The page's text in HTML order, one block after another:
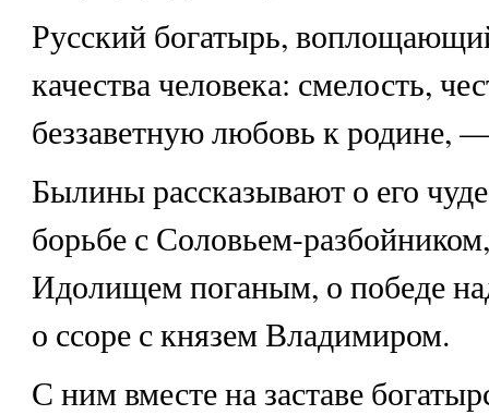
Русский богатырь,
качества человека: смелость,
беззаветную любовь к
Былины рассказывают о его
борьбе с Соловьем-
Идолищем поганым, о победе
о ссоре с князем Владимиром.
С ним вместе на заставе